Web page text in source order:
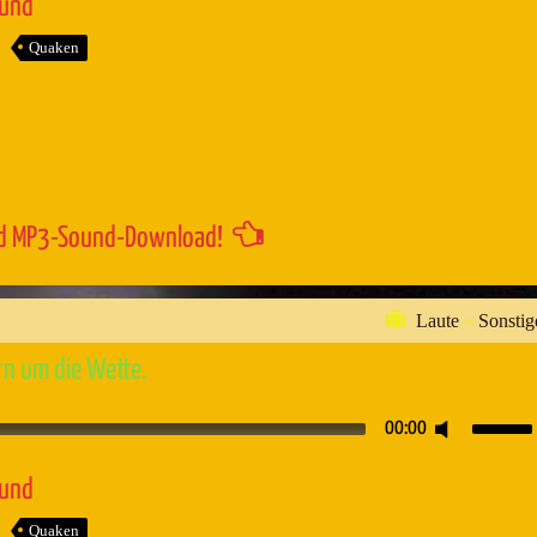
Quaken
Sound-Download!
Laute »
um die Wette.
00:00
Quaken